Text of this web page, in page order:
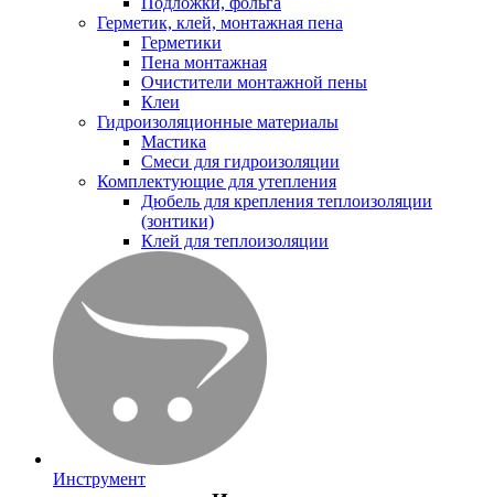
Герметик, клей, монтажная пена
Герметики
Пена монтажная
Очистители монтажной пены
Клеи
Гидроизоляционные материалы
Мастика
Смеси для гидроизоляции
Комплектующие для утепления
Дюбель для крепления теплоизоляции
(зонтики)
Клей для теплоизоляции
Инструмент